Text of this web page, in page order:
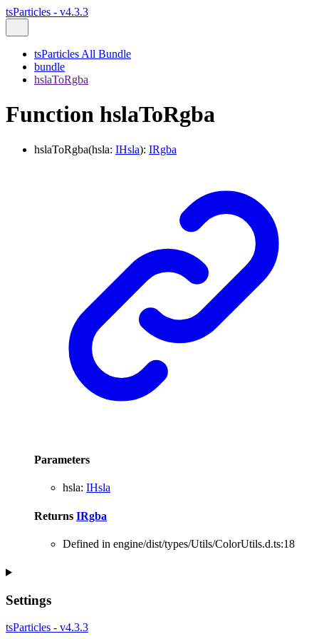
tsParticles - v4.3.3
tsParticles All Bundle
bundle
hslaToRgba
Function hslaToRgba
hslaToRgba(hsla: IHsla): IRgba
Parameters
hsla: IHsla
Returns IRgba
Defined in engine/dist/types/Utils/ColorUtils.d.ts:18
Settings
tsParticles - v4.3.3